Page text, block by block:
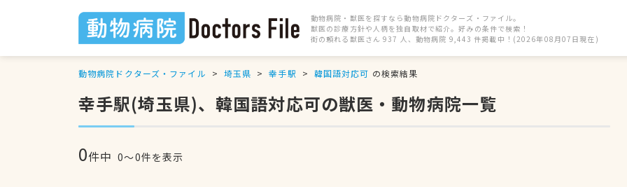
動物病院・獣医を探すなら動物病院ドクターズ・ファイル。
獣医の診療方針や人柄を独自取材で紹介。好みの条件で検索！
街の頼れる獣医さん 937 人、動物病院 9,443 件掲載中！(2026年08月07日現在)
動物病院ドクターズ・ファイル 埼玉県 幸手駅 韓国語対応可 の検索結果
幸手駅(埼玉県)、韓国語対応可の獣医・動物病院一覧
0件中 0〜0件を表示